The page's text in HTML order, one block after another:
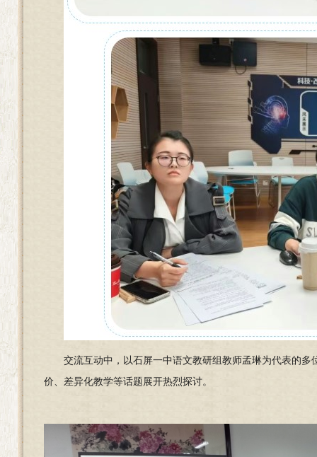
交流互动中，以石屏一中语文教研组教师孟琳为代表的
价、差异化教学等话题展开热烈探讨。